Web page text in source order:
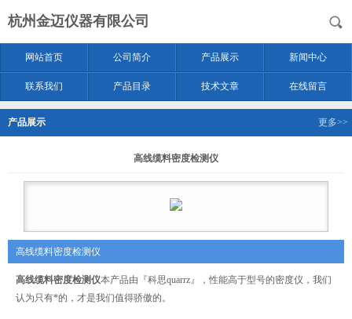
杭州金迈仪器有限公司
网站首页 公司简介 产品展示 新闻中心
联系我们 产品目录 技术文章 在线留言
产品展示 更多>>
高线缆料密度检测仪
高线缆料密度检测仪
高线缆料密度检测仪本产品由『科思quarrz』，性能高于型号的密度仪，我们
认为只有*的，才是我们值得骄傲的。